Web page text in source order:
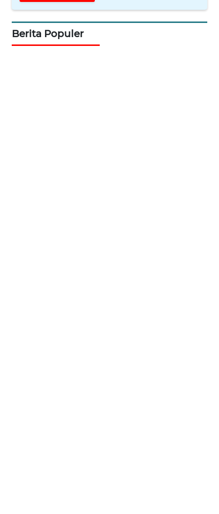
Berita Populer
PRIANGAN
TIMUR
WN